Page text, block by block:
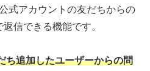
式アカウントの友だちからの
信できる機能です。
ち追加したユーザーからの問